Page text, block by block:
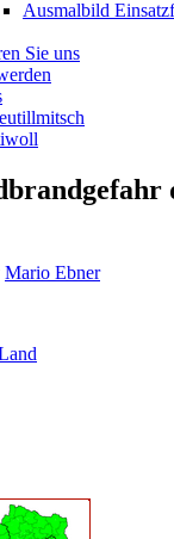
Ausmalbild
Sie uns
Mario Ebner